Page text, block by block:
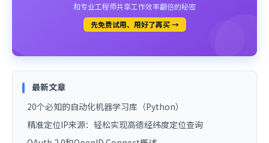
和专业工程师共享工作效率翻倍的秘密
先免费试用、用好了再买 →
最新文章
20个必知的自动化机器学习库（Python）
精准定位IP来源：轻松实现高德经纬度定位查询